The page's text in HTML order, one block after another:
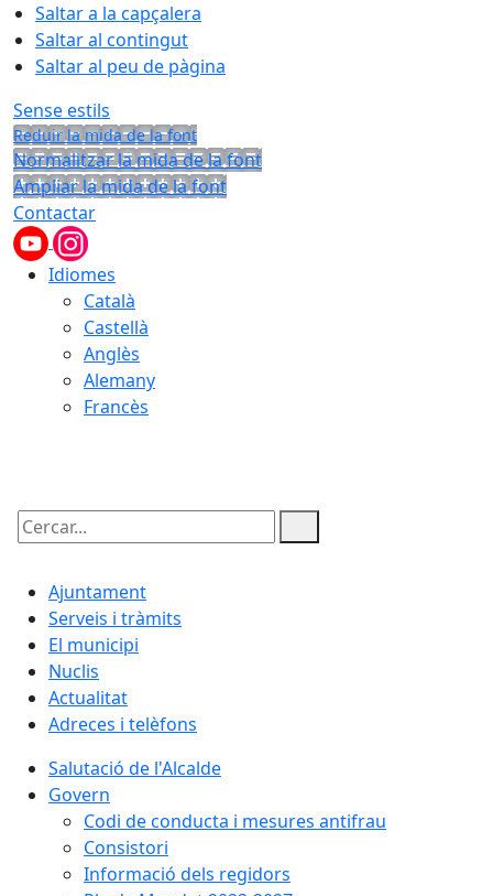
Saltar a la capçalera
Saltar al contingut
Saltar al peu de pàgina
Sense estils
Reduir la mida de la font
Normalitzar la mida de la font
Ampliar la mida de la font
Contactar
Idiomes
Català
Castellà
Anglès
Alemany
Francès
Cercar:
Ajuntament
Serveis i tràmits
El municipi
Nuclis
Actualitat
Adreces i telèfons
Salutació de l'Alcalde
Govern
Codi de conducta i mesures antifrau
Consistori
Informació dels regidors